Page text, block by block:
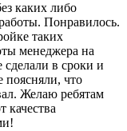
каких либо
Понравилось.
таких
менеджера на
в сроки и
поясняли, что
Желаю ребятам
качества